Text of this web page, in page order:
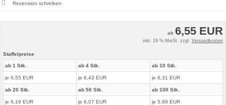
ab 6,55 EUR
inkl. 19 % MwSt. zzgl. Versandkosten
Staffelpreise
ab 1 Stk.
je 6,55 EUR
ab 4 Stk.
je 6,43 EUR
ab 10 Stk.
je 6,31 EUR
ab 20 Stk.
je 6,19 EUR
ab 50 Stk.
je 6,07 EUR
ab 100 Stk.
je 5,89 EUR
Rezension schreiben